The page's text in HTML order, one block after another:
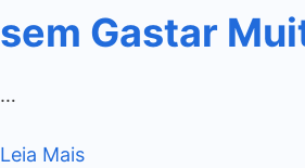
sem Gastar
…
Leia Mais